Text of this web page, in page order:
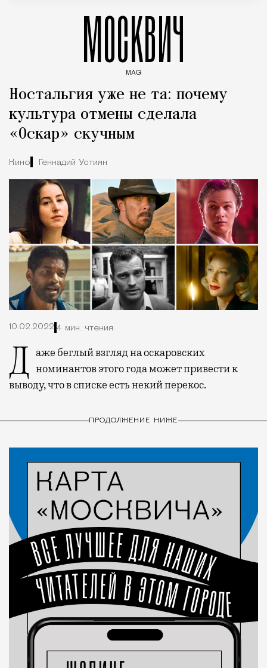
МОСКВИЧ
MAG
Ностальгия уже не та: почему
культура отмены сделала
«Оскар» скучным
Кино Геннадий Устиян
10.02.2022 4 мин. чтения
Даже беглый взгляд на оскаровских номинантов этого года может привести к
выводу, что в списке есть некий перекос.
ПРОДОЛЖЕНИЕ НИЖЕ